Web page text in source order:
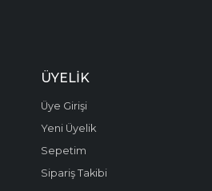
ÜYELIK
Üye Girişi
Yeni Üyelik
Sepetim
Sipariş Takibi